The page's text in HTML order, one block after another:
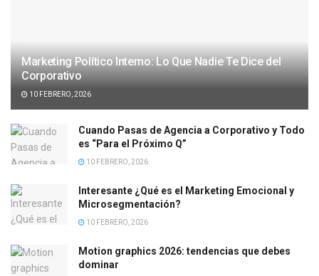
Marketing Político Interno: Lo Que Nadie Te Dice del
Corporativo
10 FEBRERO, 2026
Cuando Pasas de Agencia a Corporativo y Todo
es “Para el Próximo Q”
10 FEBRERO, 2026
Interesante ¿Qué es el Marketing Emocional y
Microsegmentación?
10 FEBRERO, 2026
Motion graphics 2026: tendencias que debes
dominar